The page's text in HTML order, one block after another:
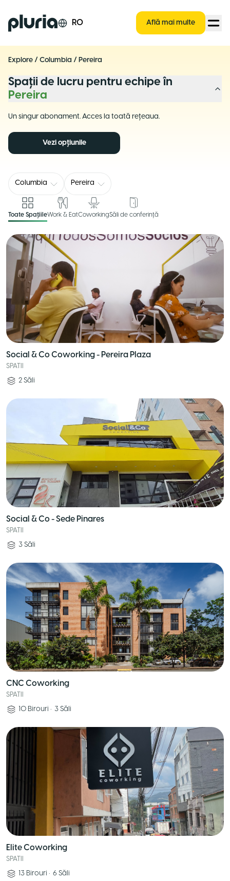
Logo Pluria RO Află mai multe
Explore / Columbia / Pereira
Spații de lucru pentru echipe în
Pereira
Un singur abonament. Acces la toată rețeaua.
Vezi opțiunile
Columbia Pereira
Toate SpațiileWork & EatCoworkingSăli de conferință
Social & Co Coworking - Pereira Plaza
SPATII
2 Săli
Social & Co - Sede Pinares
SPATII
3 Săli
CNC Coworking
SPATII
10 Birouri • 3 Săli
Elite Coworking
SPATII
13 Birouri • 6 Săli